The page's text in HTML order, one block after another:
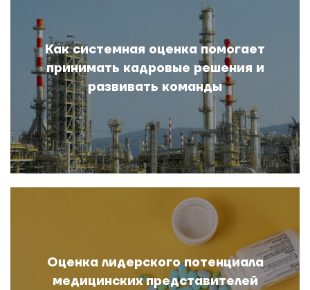
Как системная оценка помогает
принимать кадровые решения и
развивать команды
Оценка лидерского потенциала
медицинских представителей